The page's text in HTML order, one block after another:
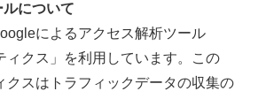
について
によるアクセス解析ツール
ィクス」を利用しています。この
クスはトラフィックデータの収集の